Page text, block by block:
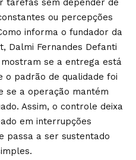
tarefas sem depender de
ou percepções
informa o fundador da
Dalmi Fernandes Defanti
se a entrega está
o padrão de qualidade foi
se a operação mantém
Assim, o controle deixa
em interrupções
passa a ser sustentado